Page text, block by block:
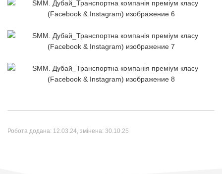
Робота додана: 12.03.24, змінена: 30.10.25